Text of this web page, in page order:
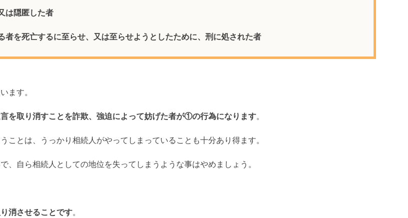
は隠匿した者
を死亡するに至らせ、又は至らせようとしたために、刑に処された者
ます。
を取り消すことを詐欺、強迫によって妨げた者が①の行為になります。
とは、うっかり相続人がやってしまっていることも十分あり得ます。
自ら相続人としての地位を失ってしまうような事はやめましょう。
消させることです。